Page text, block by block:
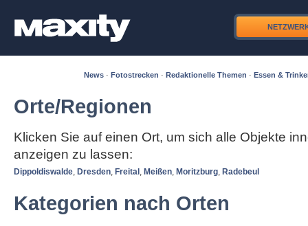
News · Fotostrecken · Redaktionelle Themen · Essen &
Orte/Regionen
Klicken Sie auf einen Ort, um sich alle Objekte
anzeigen zu lassen:
Dippoldiswalde, Dresden, Freital , Meißen, Moritzburg, Radebeul
Kategorien nach Orten